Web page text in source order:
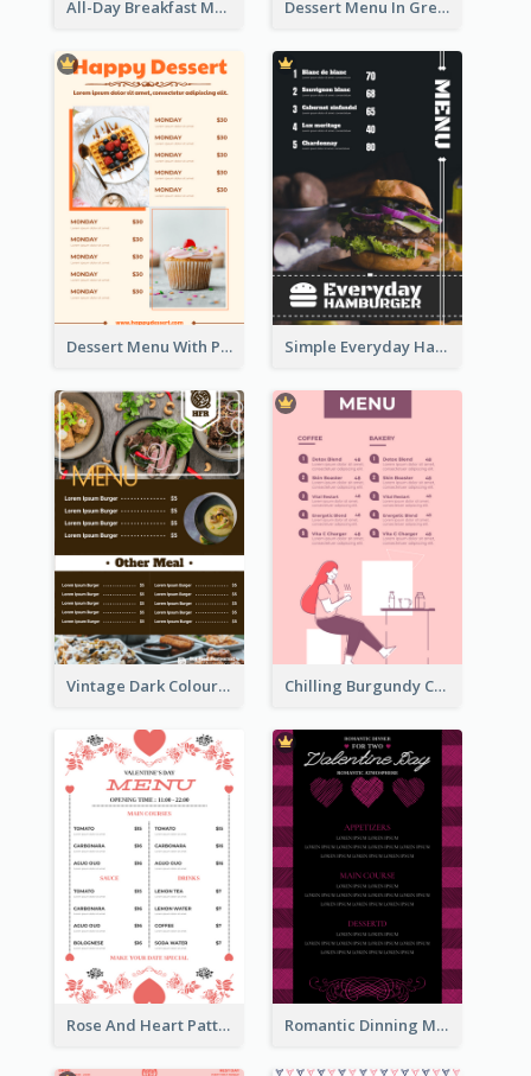
All-Day Breakfast Menu In Brown And Red Dessert Menu In Grey Colour Tone
Dessert Menu With Photos Of Cakes Simple Everyday Hamburger Menu In Black
Vintage Dark Colour Tone Menu Of Western Restaurant Chilling Burgundy Coffee And Bakery Menu Design
Rose And Heart Pattern Menu Design Ideas Romantic Dinning Menu For Two Design Templates